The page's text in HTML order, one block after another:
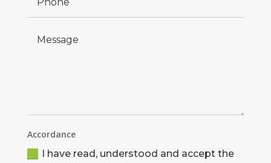
Accordance
I have read, understood and accept the